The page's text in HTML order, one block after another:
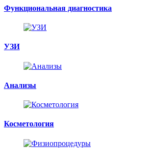
Функциональная диагностика
УЗИ
Анализы
Косметология